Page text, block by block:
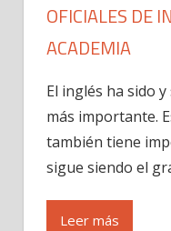
OFICIALES DE
ACADEMIA
El inglés ha sido
más importante.
también tiene
sigue siendo el
Leer más